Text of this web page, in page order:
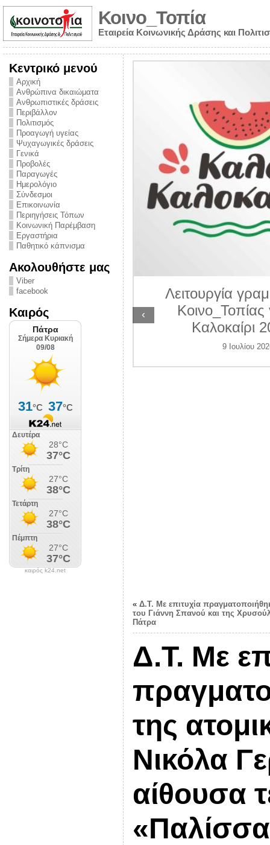
Κοινο_Τοπία
Εταιρεία Κοινωνικής Δράσης και
Κεντρικό μενού
Αρχική
Ανθρώπινα δικαιώματα
Ανθρωπιστικές δράσεις
Περιβάλλον
Πολιτισμός
Προαγωγή υγείας
Ψυχαγωγικές δράσεις
Γενικά
Προβολές
Παραγωγές
Ημερολόγιο
Σύνδεσμοι
Επικοινωνία
Περιηγήσεις Τόπων
Κοινωνική Παρέμβαση
Εργαστήρια
Παθητικό κάπνισμα
Ακολουθήστε μας
Viber
facebook
Καιρός
καιρός k24.net
από την
την ημέρα
και
στο
2026
Λειτουργία
Κοινο_Τοπίας
Καλοκαίρι
9 Ιουλίου
‹
« Δ.Τ. Με επιτυχία
του Γιάννη Σπανού και της
Πάτρα
Δ.Τ. Με
της
Νικόλα
αίθουσα